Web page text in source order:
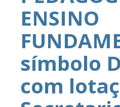
ENSINO
símbolo
com